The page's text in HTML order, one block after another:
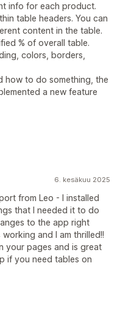
info for each product.
table headers. You can
content in the table.
% of overall table.
colors, borders,
how to do something, the
a new feature
6. kesäkuu 2025
from Leo - I installed
that I needed it to do
to the app right
and I am thrilled!!
your pages and is great
if you need tables on